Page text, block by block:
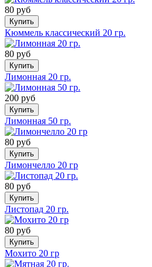
80 руб
Купить
Кюммель классический 20 гр.
80 руб
Купить
Лимонная 20 гр.
200 руб
Купить
Лимонная 50 гр.
80 руб
Купить
Лимончелло 20 гр
80 руб
Купить
Листопад 20 гр.
80 руб
Купить
Мохито 20 гр